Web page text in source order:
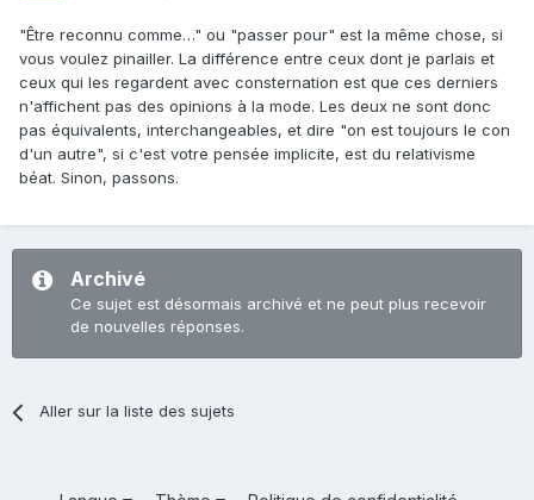
"Être reconnu comme…" ou "passer pour" est la même chose, si
vous voulez pinailler. La différence entre ceux dont je parlais et
ceux qui les regardent avec consternation est que ces derniers
n'affichent pas des opinions à la mode. Les deux ne sont donc
pas équivalents, interchangeables, et dire "on est toujours le con
d'un autre", si c'est votre pensée implicite, est du relativisme
béat. Sinon, passons.
Archivé
Ce sujet est désormais archivé et ne peut plus recevoir
de nouvelles réponses.
Aller sur la liste des sujets